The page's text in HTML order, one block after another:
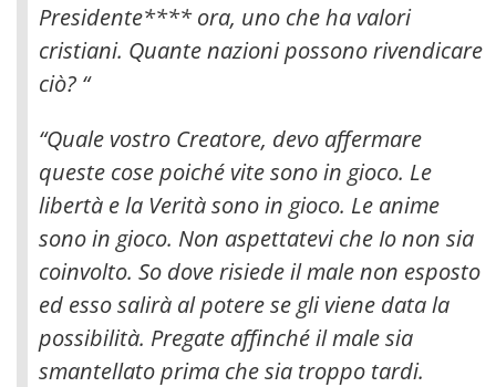
Presidente**** ora, uno che ha valori
cristiani. Quante nazioni possono rivendicare
ciò? “
“Quale vostro Creatore, devo affermare
queste cose poiché vite sono in gioco. Le
libertà e la Verità sono in gioco. Le anime
sono in gioco. Non aspettatevi che Io non sia
coinvolto. So dove risiede il male non esposto
ed esso salirà al potere se gli viene data la
possibilità. Pregate affinché il male sia
smantellato prima che sia troppo tardi.